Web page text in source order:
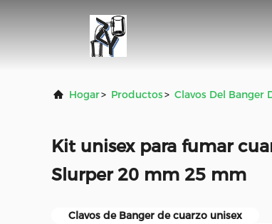
Hogar> Productos> Clavos Del Banger
Kit unisex para fumar
Slurper 20 mm 25 mm
Clavos de Banger de cuarzo unisex